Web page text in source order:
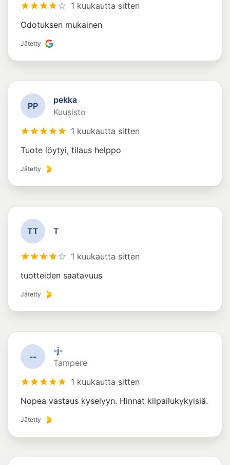
1 kuukautta sitten
Odotuksen mukainen
Jätetty
PP
pekka
Kuusisto
1 kuukautta sitten
Tuote löytyi, tilaus helppo
Jätetty
TT T
1 kuukautta sitten
tuotteiden saatavuus
Jätetty
--
-j-
Tampere
1 kuukautta sitten
Nopea vastaus kyselyyn. Hinnat kilpailukykyisiä.
Jätetty